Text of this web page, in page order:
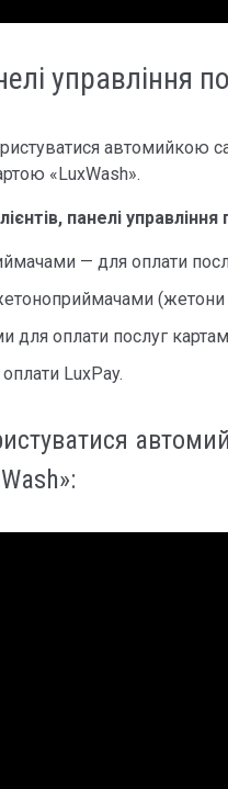
управління
автомийкою
«LuxWash».
панелі
— для оплати
для оплати послуг
LuxPay.